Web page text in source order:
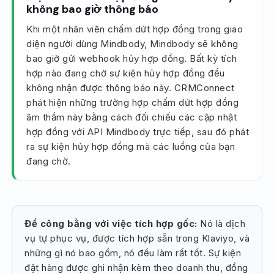
không bao giờ thông báo
Khi một nhân viên chấm dứt hợp đồng trong giao
diện người dùng Mindbody, Mindbody sẽ không
bao giờ gửi webhook hủy hợp đồng. Bất kỳ tích
hợp nào đang chờ sự kiện hủy hợp đồng đều
không nhận được thông báo này. CRMConnect
phát hiện những trường hợp chấm dứt hợp đồng
âm thầm này bằng cách đối chiếu các cập nhật
hợp đồng với API Mindbody trực tiếp, sau đó phát
ra sự kiện hủy hợp đồng mà các luồng của bạn
đang chờ.
Để công bằng với việc tích hợp gốc: Nó là dịch
vụ tự phục vụ, được tích hợp sẵn trong Klaviyo, và
những gì nó bao gồm, nó đều làm rất tốt. Sự kiện
đặt hàng được ghi nhận kèm theo doanh thu, đồng